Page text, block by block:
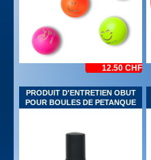
12.50 CHF
PRODUIT D'ENTRETIEN OBUT
POUR BOULES DE PETANQUE